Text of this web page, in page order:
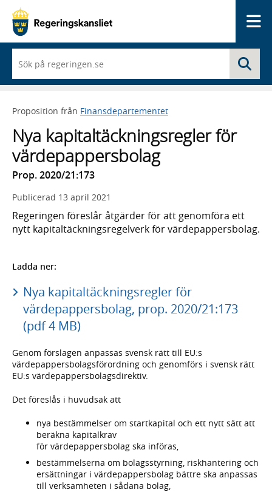
du
börjar
skriva
framträder
lista
med
sökförslag
Proposition från Finansdepartementet
Nya kapitaltäckningsregler för
värdepappersbolag
Prop. 2020/21:173
Publicerad 13 april 2021
Regeringen föreslår åtgärder för att genomföra ett
nytt kapitaltäckningsregelverk för värdepappersbolag.
Ladda ner:
Nya kapitaltäckningsregler för
värdepappersbolag, prop. 2020/21:173
(pdf 4 MB)
Genom förslagen anpassas svensk rätt till EU:s
värdepappersbolagsförordning och genomförs i svensk rätt
EU:s värdepappersbolagsdirektiv.
Det föreslås i huvudsak att
nya bestämmelser om startkapital och ett nytt sätt att
beräkna kapitalkrav
för värdepappersbolag ska införas,
bestämmelserna om bolagsstyrning, riskhantering och
ersättningar i värdepappersbolag bättre ska anpassas
till verksamheten i sådana bolag,